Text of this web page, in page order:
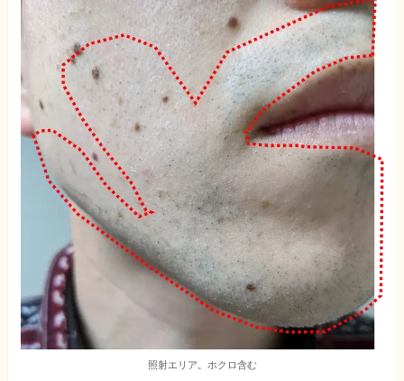
照射エリア。ホクロ含む